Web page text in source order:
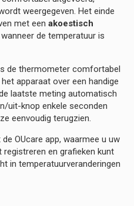
weergegeven. Het einde
met een akoestisch
de temperatuur is
de thermometer comfortabel
apparaat over een handige
laatste meting automatisch
uit-knop enkele seconden
eenvoudig terugzien.
OUcare app, waarmee u uw
en grafieken kunt
in temperatuurveranderingen